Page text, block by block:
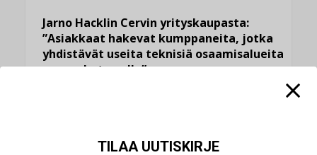
Jarno Hacklin Cervin yrityskaupasta:
”Asiakkaat hakevat kumppaneita, jotka
yhdistävät useita teknisiä osaamisalueita
saman katon alle”
erilliset teknologiat tuodaan yhteen”
TILAA UUTISKIRJE